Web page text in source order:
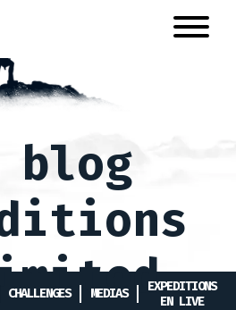
blog
CHALLENGES MEDIAS
EXPEDITIONS
EN LIVE